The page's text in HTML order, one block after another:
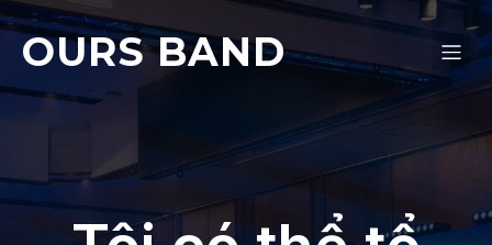
OURS BAND